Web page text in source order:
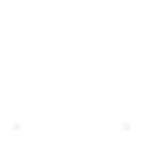
人或監護人之同意方可使用
個別帳號之用戶狀況，依本公司即